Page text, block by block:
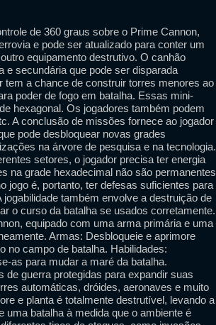
de 360 ​​graus sobre o Prime Cannon,
e pode ser atualizado para conter um
equipamento destrutivo. O canhão
e secundária que pode ser disparada
tem a chance de construir torres menores ao
poder de fogo em batalha. Essas mini-
hexagonal. Os jogadores também podem
A conclusão de missões fornece ao jogador
pode desbloquear novas grades
na árvore de pesquisa e na tecnologia.
setores, o jogador precisa ter energia
na grade hexadecimal não são permanentes
jogo é, portanto, ter defesas suficientes para
também envolve a destruição de
o curso da batalha se usados ​​corretamente.
equipado com uma arma primária e uma
Armas: Desbloqueie e aprimore
no campo de batalha. Habilidades:
as para mudar a maré da batalha.
guerra protegidas para expandir suas
automáticas, dróides, aeronaves e muito
e planta é totalmente destrutível, levando a
uma batalha à medida que o ambiente é